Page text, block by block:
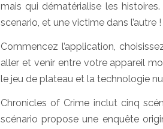
mais qui dématérialise les
scenario, et une victime dans l’autre !
Commencez l’application,
aller et venir entre votre appareil
le jeu de plateau et la technologie
Chronicles of Crime inclut cinq
scénario propose une enquête